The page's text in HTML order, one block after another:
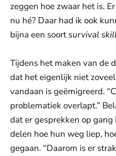
zeggen hoe zwaar het is.
nu hé? Daar had ik ook
bijna een soortsurvival
Tijdens het maken van de
dat het eigenlijk niet
vandaan is geëmigreerd.
problematiek overlapt.”
dat er gesprekken op
delen hoe hun weg liep,
gegaan. “Daarom is er